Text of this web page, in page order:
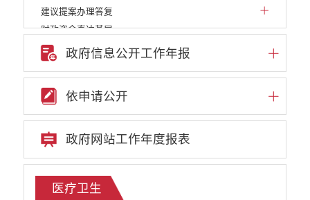
建议提案办理答复
财政资金直达基层
稳岗就业
减税降费
乡村振兴
养老服务
义务教育
食品药品监管
政府信息公开工作年报
依申请公开
政府网站工作年度报表
医疗卫生